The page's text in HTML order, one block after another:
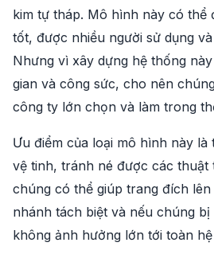
kim tự tháp. Mô hình này có thể
tốt, được nhiều người sử dụng
Nhưng vì xây dựng hệ thống
gian và công sức, cho nên
công ty lớn chọn và làm trong
Ưu điểm của loại mô hình này
vệ tinh, tránh né được các thuật
chúng có thể giúp trang đích
nhánh tách biệt và nếu chúng
không ảnh hưởng lớn tới toàn